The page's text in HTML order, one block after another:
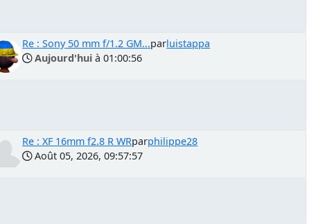
Re : Sony 50 mm f/1.2 GM...parluistappa
Aujourd'hui à 01:00:56
Re : XF 16mm f2.8 R WRparphilippe28
Août 05, 2026, 09:57:57